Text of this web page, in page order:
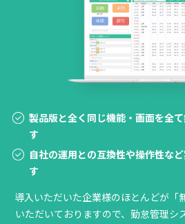
製品版と全く同じ機能・画面を全
す
自社の運用との互換性や操作性な
す
導入いただいた企業様のほとんどが「
いただいておりますので、勤怠管理シ